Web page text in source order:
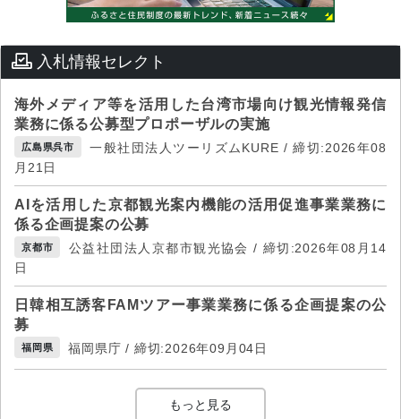
入札情報セレクト
海外メディア等を活用した台湾市場向け観光情報発信
業務に係る公募型プロポーザルの実施
広島県呉市
一般社団法人ツーリズムKURE / 締切:2026年08
月21日
AIを活用した京都観光案内機能の活用促進事業業務に
係る企画提案の公募
京都市
公益社団法人京都市観光協会 / 締切:2026年08月14
日
日韓相互誘客FAMツアー事業業務に係る企画提案の公
募
福岡県 福岡県庁 / 締切:2026年09月04日
もっと見る